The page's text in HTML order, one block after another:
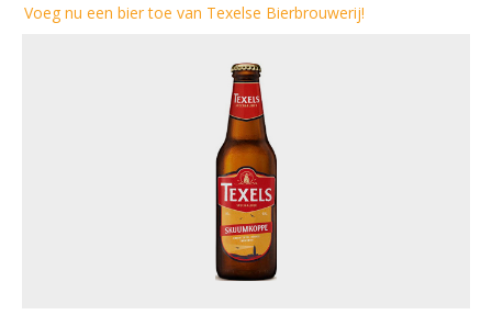
Voeg nu een bier toe van Texelse Bierbrouwerij!